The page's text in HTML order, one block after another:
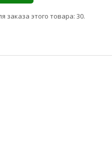
этого товара: 30.